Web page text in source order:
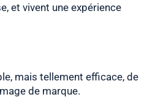
et vivent une expérience
mais tellement efficace, de
de marque.